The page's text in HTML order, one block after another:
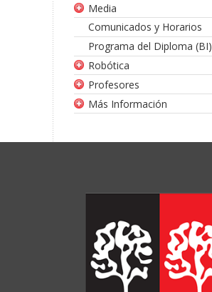
Media
Comunicados y Horarios
Programa del Diploma (BI)
Robótica
Profesores
Más Información